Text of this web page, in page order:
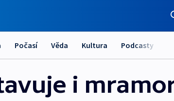
Počasí Věda Kultura Podcasty
i